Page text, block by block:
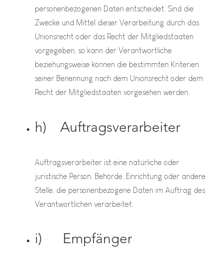
personenbezogenen Daten entscheidet. Sind die
Zwecke und Mittel dieser Verarbeitung durch das
Unionsrecht oder das Recht der Mitgliedstaaten
vorgegeben, so kann der Verantwortliche
beziehungsweise können die bestimmten Kriterien
seiner Benennung nach dem Unionsrecht oder dem
Recht der Mitgliedstaaten vorgesehen werden.
h) Auftragsverarbeiter
Auftragsverarbeiter ist eine natürliche oder
juristische Person, Behörde, Einrichtung oder andere
Stelle, die personenbezogene Daten im Auftrag des
Verantwortlichen verarbeitet.
i) Empfänger